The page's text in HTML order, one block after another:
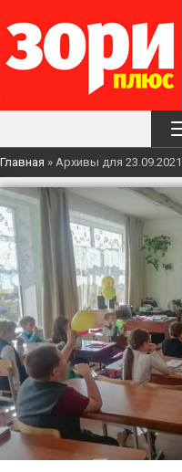
Главная » Архивы для 23.09.2021